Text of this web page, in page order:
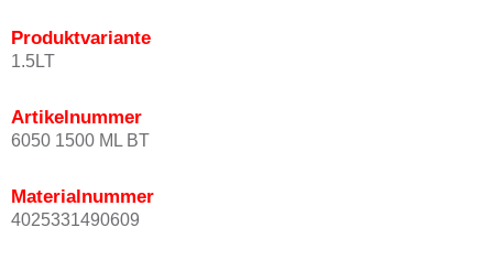
Produktvariante
1.5LT
Artikelnummer
6050 1500 ML BT
Materialnummer
4025331490609